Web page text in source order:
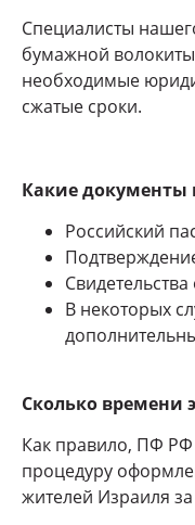
Специалисты
бумажной
необходимые
сжатые сроки.
Какие документы
Российский
В некоторых
Сколько времени
Как правило, ПФ РФ
процедуру
жителей Израиля